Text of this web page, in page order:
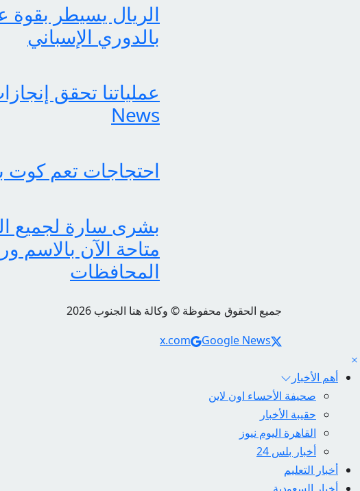
الريال يسيطر بقوة
بالدوري الإسباني
News
احتجاجات تعم كوت
متاحة الآن بالاسم
المحافظات
جميع الحقوق محفوظة © وكالة هنا الجنوب 2026
Social Links
x.com Google News
أهم الأخبار
صحيفة الأحساء اون لاين
حقيبة الأخبار
القاهرة اليوم نيوز
أخبار بلس 24
أخبار التعليم